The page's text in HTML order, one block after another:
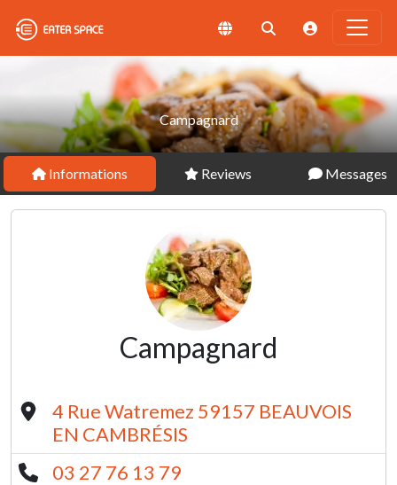
Campagnard
Informations Reviews Messages
Campagnard
4 Rue Watremez 59157 BEAUVOIS
EN CAMBRÉSIS
03 27 76 13 79